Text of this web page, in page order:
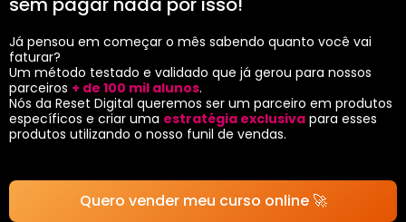
Já pensou em começar o mês sabendo quanto você vai
faturar?
Um método testado e validado que já gerou para nossos
parceiros + de 100 mil alunos.
Nós da Reset Digital queremos ser um parceiro em produtos
específicos e criar uma estratégia exclusiva para esses
produtos utilizando o nosso funil de vendas.
Quero vender meu curso online 🚀